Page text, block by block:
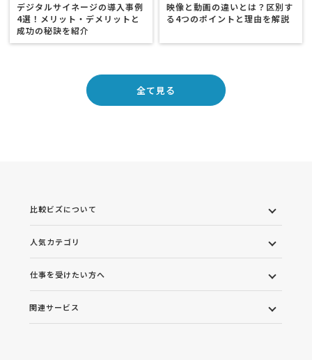
デジタルサイネージの導入事例
4選！メリット・デメリットと
成功の秘訣を紹介
映像と動画の違いとは？区別す
る4つのポイントと理由を解説
全て見る
比較ビズについて
人気カテゴリ
仕事を受けたい方へ
関連サービス